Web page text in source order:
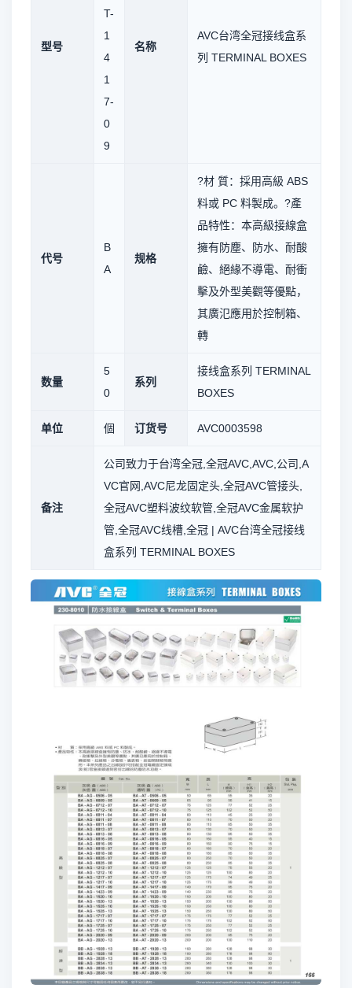
型号
T-
1
4
1
7-
0
9
名称
AVC台湾全冠接线盒系
列 TERMINAL BOXES
代号
B
A
规格
?材 質：採用高級 ABS
料或 PC 料製成。?產
品特性：本高級接線盒
擁有防塵、防水、耐酸
鹼、絕緣不導電、耐衝
擊及外型美觀等優點，
其廣氾應用於控制箱、
轉
数量
5
0
系列
接线盒系列 TERMINAL
BOXES
单位 個 订货号 AVC0003598
备注
公司致力于台湾全冠,全冠AVC,AVC,公司,A
VC官网,AVC尼龙固定头,全冠AVC管接头,
全冠AVC塑料波纹软管,全冠AVC金属软护
管,全冠AVC线槽,全冠 | AVC台湾全冠接线
盒系列 TERMINAL BOXES